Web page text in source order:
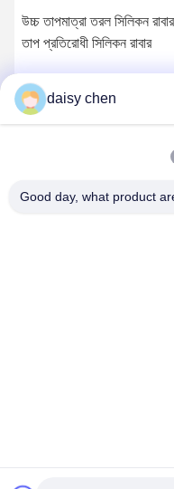
উচ্চ তাপমাত্রা তরল সিলিকন
তাপ প্রতিরোধী সিলিকন রাবার
সেরা মূল্য পান
চীন ভাল মানের এলএসআর তরল
daisy chen
Good day, what product